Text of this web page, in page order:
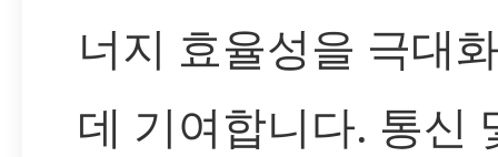
너지 효율성을 극대
데 기여합니다. 통신